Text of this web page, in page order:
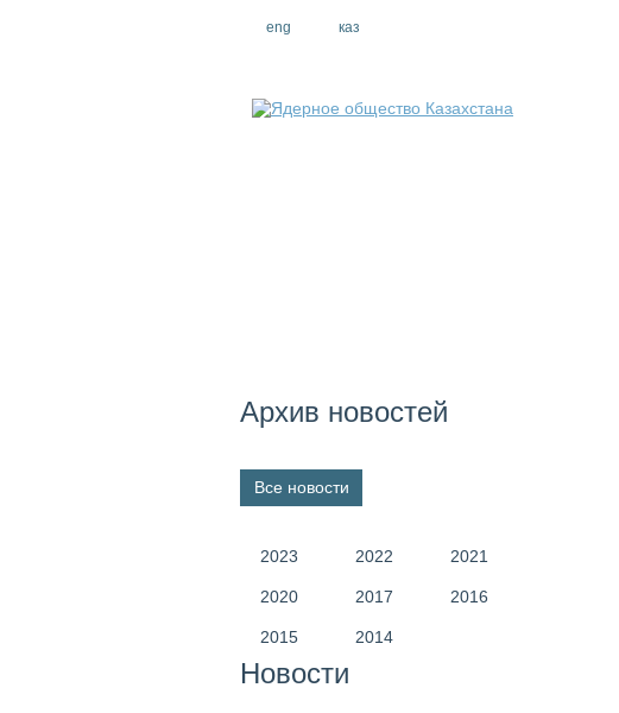
eng каз
Архив новостей
Все новости
2023 2022 2021
2020 2017 2016
2015 2014
Новости